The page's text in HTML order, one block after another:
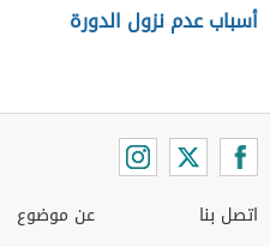
أسباب عدم نزول الدورة
اتصل بنا
عن موضوع